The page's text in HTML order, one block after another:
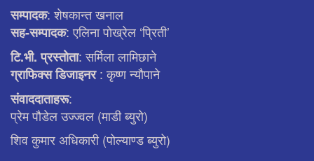
सम्पादक: शेषकान्त खनाल
सह-सम्पादक: एलिना पाेख्रेल ‘प्रिती’
टि.भी. प्रस्ताेता: सर्मिला लामिछाने
ग्राफिक्स डिजाइनर: कृष्ण न्याैपाने
संवाददाताहरू:
प्रेम पौडेल उज्ज्वल (माडी ब्युरो)
शिव कुमार अधिकारी (पोल्याण्ड ब्युरो)